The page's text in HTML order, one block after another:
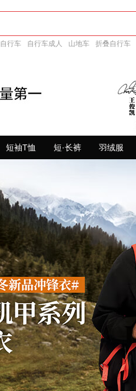
自行车 自行车成人 山地车 折叠自行车
短袖T恤 短·长裤 羽绒服